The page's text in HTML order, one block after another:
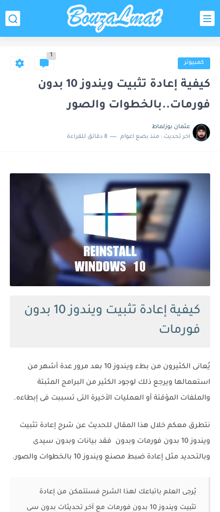
كمبيوتر
1
كيفية إعادة تثبيت ويندوز 10 بدون
فورمات..بالخطوات والصور
عثمان بوزلماط
اخر تحديث : منذ بضع اعوام 8 دقائق للقراءة
كيفية إعادة تثبيت ويندوز 10 بدون
فورمات
يُعانى الكثيرون من بطء ويندوز 10 بعد مرور عدة أشهر من
استعمالها ويرجع ذلك لوجود الكثير من البرامج المثبتة
والملفات المؤقتة أو العمليات الأخيرة التى تسببت فى إبطاءه.
نتطرق معكم خلال هذا المقال للحديث عن شرح إعادة تثبيت
ويندوز 10 بدون فورمات وبدون فقد بيانات وبدون سيدى
وبالتحديد مثل إعادة ضبط مصنع ويندوز 10 بالخطوات والصور.
يُرجى العلم باتباعك لهذا الشرح فستتمكن من إعادة
تثبيت ويندوز 10 بدون فورمات مع آخر تحديثات بدون سى